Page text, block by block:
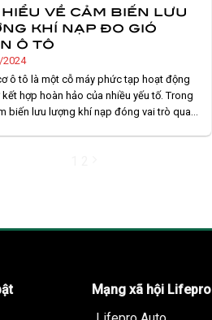
hiểu về cảm biến lưu
khí nạp đo gió
ô tô
2024
ô tô là một cỗ máy phức tạp hoạt động
hợp hoàn hảo của nhiều yếu tố. Trong
biến lưu lượng khí nạp đóng vai trò quan
Mạng xã hội Lifepro